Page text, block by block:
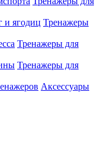
Тренажеры
Тренажеры для
Тренажеры для
Аксессуары